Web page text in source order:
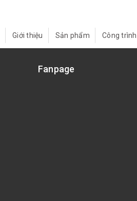
Giới thiệu Sản phẩm Công
Fanpage